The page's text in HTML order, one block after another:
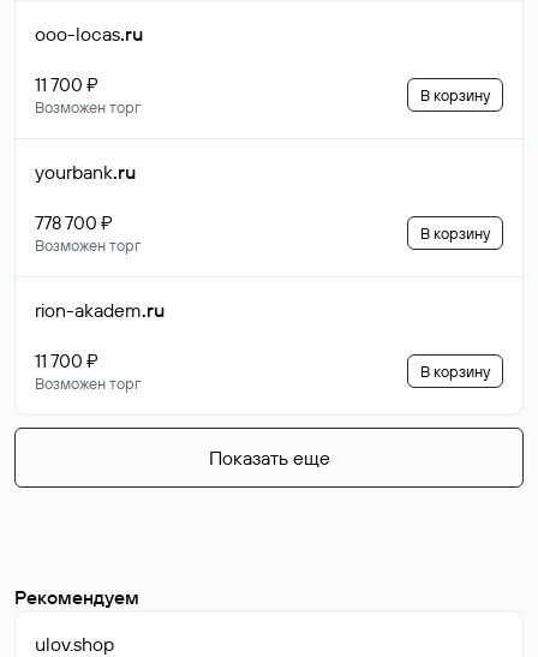
ooo-locas.ru
11 700 ₽
Возможен торг
В корзину
yourbank.ru
778 700 ₽
Возможен торг
В корзину
rion-akadem.ru
11 700 ₽
Возможен торг
В корзину
Показать еще
Рекомендуем
ulov.shop